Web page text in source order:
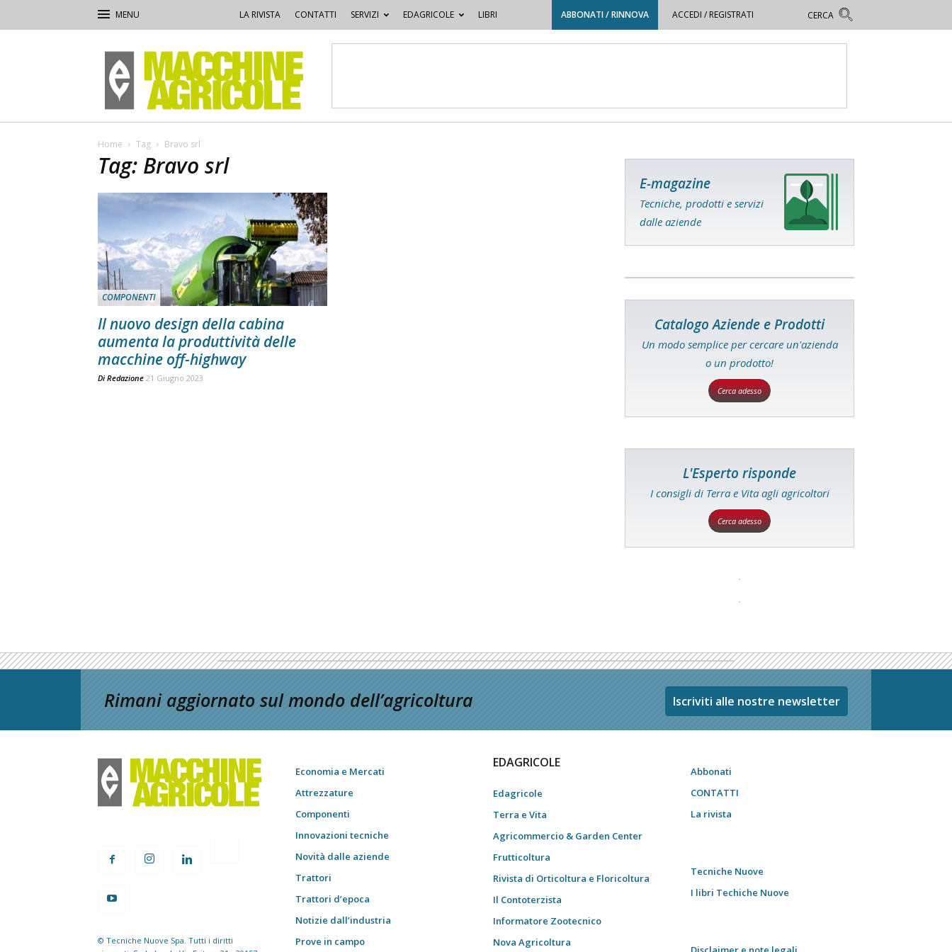
LA RIVISTA CONTATTI SERVIZI EDAGRICOLE LIBRI ABBONATI / RINNOVA ACCEDI / REGISTRATI
Macchine
Agricole
Home Tag Bravo srl
Tag: Bravo srl
COMPONENTI
Il nuovo design della cabina
aumenta la produttività delle
macchine off-highway
Di Redazione 21 Giugno 2023
E-magazine
Tecniche, prodotti e servizi
dalle aziende
Catalogo Aziende e Prodotti
Un modo semplice per cercare un'azienda
o un prodotto!
Cerca adesso
L'Esperto risponde
I consigli di Terra e Vita agli agricoltori
Cerca adesso
Rimani aggiornato sul mondo dell’agricoltura Iscriviti alle nostre newsletter
© Tecniche Nuove Spa. Tutti i diritti
Economia e Mercati
Attrezzature
Componenti
Innovazioni tecniche
Novità dalle aziende
Trattori
Trattori d’epoca
Notizie dall’industria
Prove in campo
EDAGRICOLE
Edagricole
Terra e Vita
Agricommercio & Garden Center
Frutticoltura
Rivista di Orticoltura e Floricoltura
Il Contoterzista
Informatore Zootecnico
Nova Agricoltura
Abbonati
CONTATTI
La rivista
Tecniche Nuove
I libri Techiche Nuove